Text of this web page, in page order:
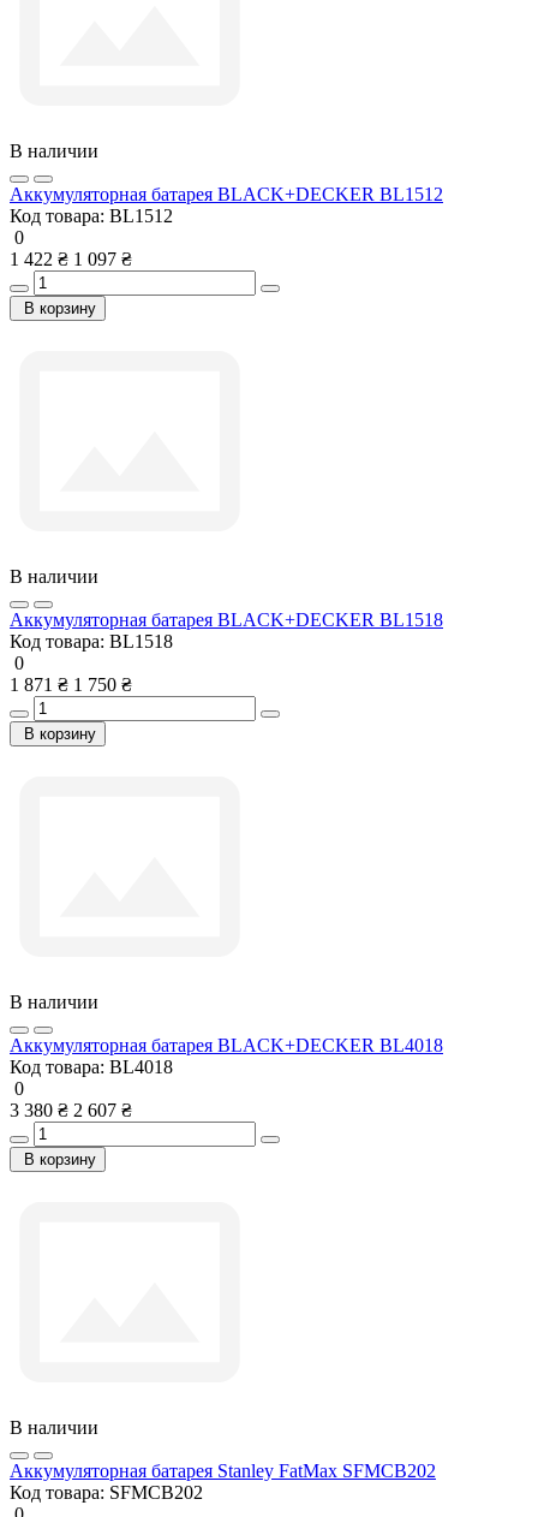
В наличии
Аккумуляторная батарея BLACK+DECKER BL1512
Код товара: BL1512
0
1 422 ₴ 1 097 ₴
В корзину
В наличии
Аккумуляторная батарея BLACK+DECKER BL1518
Код товара: BL1518
0
1 871 ₴ 1 750 ₴
В корзину
В наличии
Аккумуляторная батарея BLACK+DECKER BL4018
Код товара: BL4018
0
3 380 ₴ 2 607 ₴
В корзину
В наличии
Аккумуляторная батарея Stanley FatMax SFMCB202
Код товара: SFMCB202